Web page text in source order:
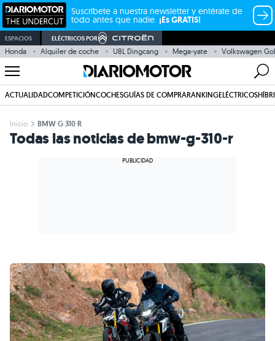
Suscríbete a nuestra newsletter y entérate de
todo antes que nadie. ¡Es GRATIS!
ESPACIOS ELÉCTRICOS POR
Honda Alquiler de coche U8L Dingcang Mega-yate Volkswagen
ACTUALIDADCOMPETICIÓNCOCHESGUÍAS DE COMPRARANKINGELÉCTRICOS
Inicio BMW G 310 R
Todas las noticias de bmw-g-310-r